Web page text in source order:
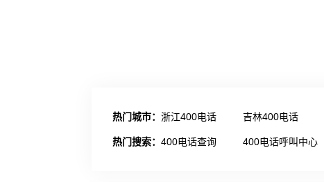
热门城市： 浙江400电话 吉林400电话
热门搜索： 400电话查询 400电话呼叫中心